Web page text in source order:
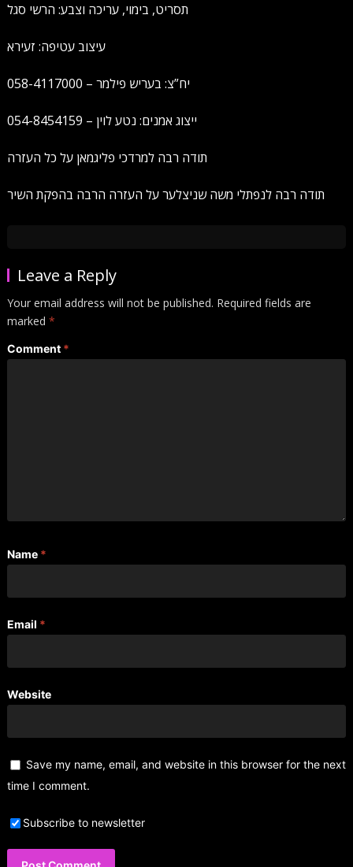
תסריט, בימוי, עריכה וצבע: הרשי סגל
עיצוב עטיפה: זעירא
יח”צ: בעריש פילמר – 058-4117000
ייצוג אמנים: נטע לוין – 054-8454159
תודה רבה למרדכי פליגמאן על כל העזרה
תודה רבה לנפתלי משה שניצלער על העזרה הרבה בהפקת השיר
Leave a Reply
Your email address will not be published. Required fields are
marked *
Comment *
Name *
Email *
Website
Save my name, email, and website in this browser for the next
time I comment.
Subscribe to newsletter